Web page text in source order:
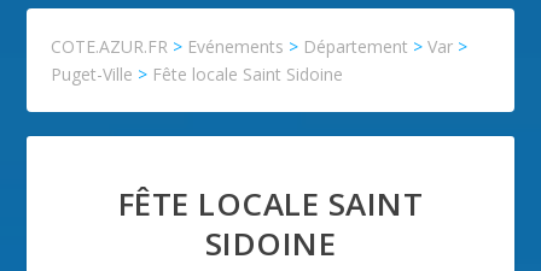
COTE.AZUR.FR > Evénements > Département >Var >
Puget-Ville > Fête locale Saint Sidoine
FÊTE LOCALE SAINT
SIDOINE